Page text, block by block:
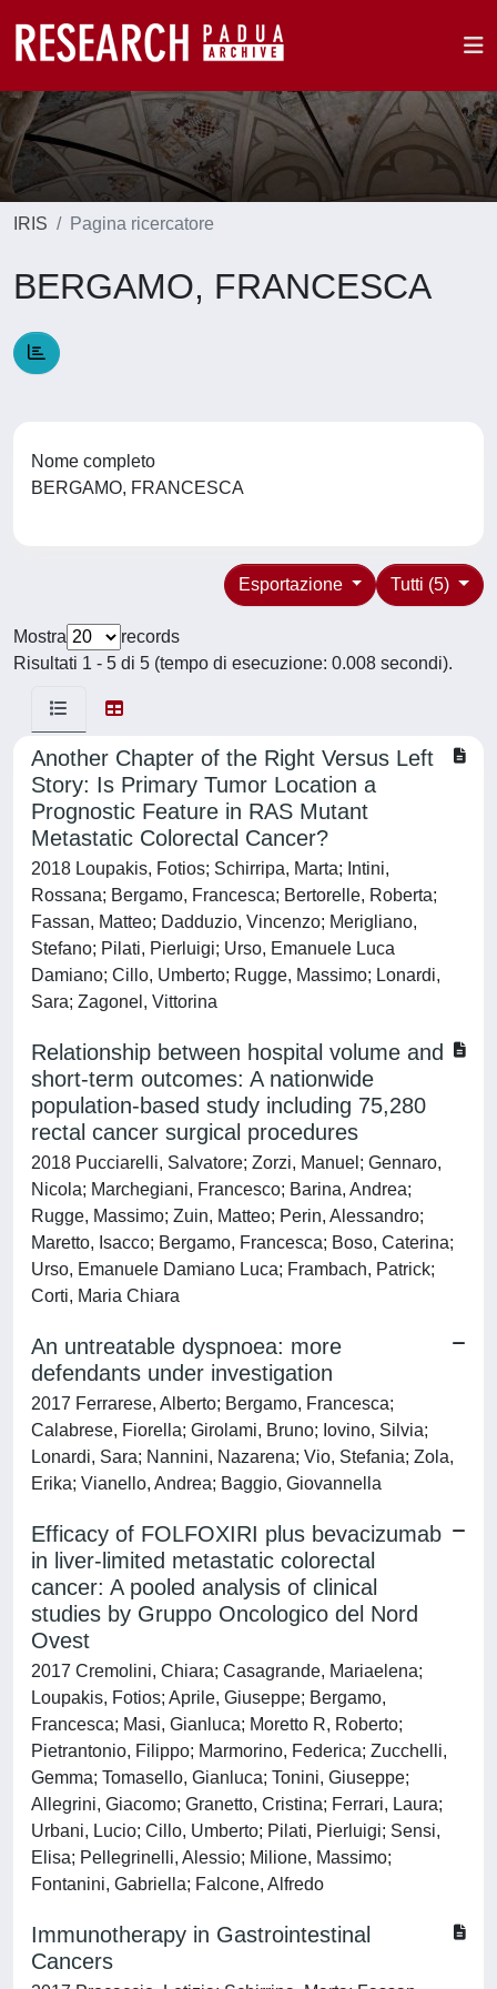
IRIS Pagina ricercatore
BERGAMO, FRANCESCA
Nome completo
BERGAMO, FRANCESCA
Tutti (5)
Esportazione
Mostra
records
Risultati 1 - 5 di 5 (tempo di esecuzione: 0.008 secondi).
Another Chapter of the Right Versus Left
Story: Is Primary Tumor Location a
Prognostic Feature in RAS Mutant
Metastatic Colorectal Cancer?
2018 Loupakis, Fotios; Schirripa, Marta; Intini,
Rossana; Bergamo, Francesca; Bertorelle, Roberta;
Fassan, Matteo; Dadduzio, Vincenzo; Merigliano,
Stefano; Pilati, Pierluigi; Urso, Emanuele Luca
Damiano; Cillo, Umberto; Rugge, Massimo; Lonardi,
Sara; Zagonel, Vittorina
Relationship between hospital volume and
short-term outcomes: A nationwide
population-based study including 75,280
rectal cancer surgical procedures
2018 Pucciarelli, Salvatore; Zorzi, Manuel; Gennaro,
Nicola; Marchegiani, Francesco; Barina, Andrea;
Rugge, Massimo; Zuin, Matteo; Perin, Alessandro;
Maretto, Isacco; Bergamo, Francesca; Boso, Caterina;
Urso, Emanuele Damiano Luca; Frambach, Patrick;
Corti, Maria Chiara
An untreatable dyspnoea: more
defendants under investigation
2017 Ferrarese, Alberto; Bergamo, Francesca;
Calabrese, Fiorella; Girolami, Bruno; Iovino, Silvia;
Lonardi, Sara; Nannini, Nazarena; Vio, Stefania; Zola,
Erika; Vianello, Andrea; Baggio, Giovannella
Efficacy of FOLFOXIRI plus bevacizumab
in liver-limited metastatic colorectal
cancer: A pooled analysis of clinical
studies by Gruppo Oncologico del Nord
Ovest
2017 Cremolini, Chiara; Casagrande, Mariaelena;
Loupakis, Fotios; Aprile, Giuseppe; Bergamo,
Francesca; Masi, Gianluca; Moretto R, Roberto;
Pietrantonio, Filippo; Marmorino, Federica; Zucchelli,
Gemma; Tomasello, Gianluca; Tonini, Giuseppe;
Allegrini, Giacomo; Granetto, Cristina; Ferrari, Laura;
Urbani, Lucio; Cillo, Umberto; Pilati, Pierluigi; Sensi,
Elisa; Pellegrinelli, Alessio; Milione, Massimo;
Fontanini, Gabriella; Falcone, Alfredo
Immunotherapy in Gastrointestinal
Cancers